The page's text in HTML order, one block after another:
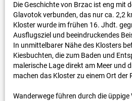
Die Geschichte von Brzac ist eng mit
Glavotok verbunden, das nur ca. 2,2
Kloster wurde im frühen 16. Jhdt.
Ausflugsziel und beeindruckendes
In unmittelbarer Nähe des Klosters
Kiesbuchten, die zum Baden und
malerische Lage direkt am Meer und
machen das Kloster zu einem Ort der
Wanderwege führen durch die